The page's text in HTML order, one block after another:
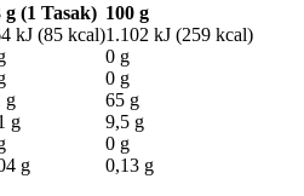
g (1 Tasak) 100 g
kJ (85 kcal)1.102 kJ (259 kcal)
0 g
0 g
g
g
65 g
9,5 g
0 g
g
0,13 g